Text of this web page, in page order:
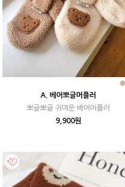
A. 베어뽀글머플러
뽀글뽀글 귀여운 베어머플러
9,900원